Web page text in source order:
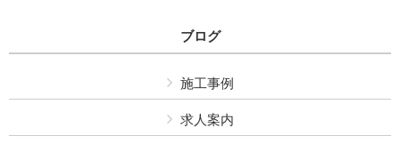
ブログ
施工事例
求人案内